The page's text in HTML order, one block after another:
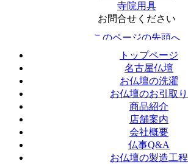
寺院用具
お問合せください
トップページ
名古屋仏壇
お仏壇の洗濯
お仏壇のお引取り
商品紹介
店舗案内
会社概要
仏事Q&A
お仏壇の製造工程